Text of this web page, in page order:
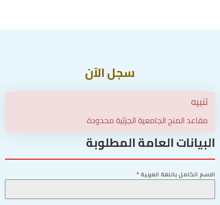
سجل الآن
تنبيه
مقاعد المنح الجامعية الجزئية محدودة
البيانات العامة المطلوبة
الاسم الكامل باللغة العربية*